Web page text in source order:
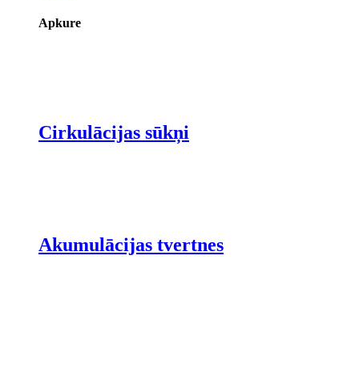
Apkure
Cirkulācijas sūkņi
Akumulācijas tvertnes